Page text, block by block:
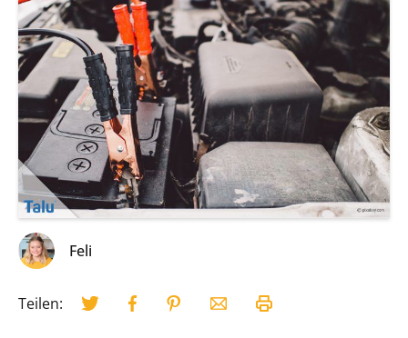
Feli
Teilen: